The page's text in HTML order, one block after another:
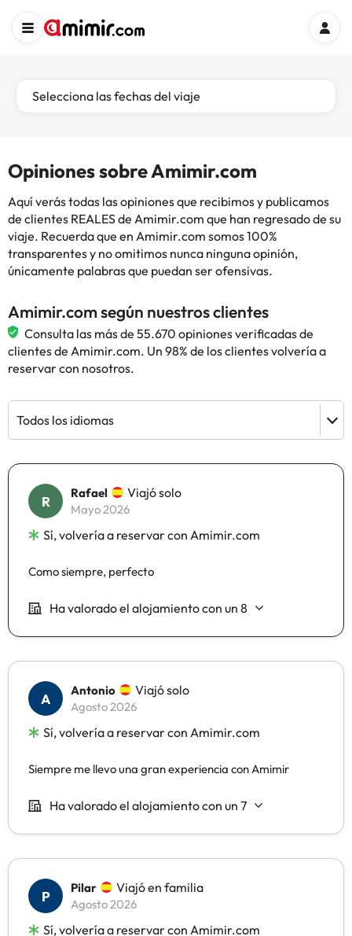
Selecciona las fechas del viaje
Opiniones sobre Amimir.com
Aquí verás todas las opiniones que recibimos y publicamos
de clientes REALES de Amimir.com que han regresado de su
viaje. Recuerda que en Amimir.com somos 100%
transparentes y no omitimos nunca ninguna opinión,
únicamente palabras que puedan ser ofensivas.
Amimir.com según nuestros clientes
Consulta las más de 55.670 opiniones verificadas de
clientes de Amimir.com. Un 98% de los clientes volvería a
reservar con nosotros.